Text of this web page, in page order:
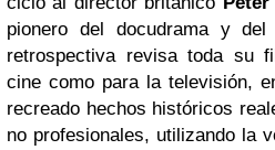
pionero del docudrama y
retrospectiva revisa toda su
cine como para la televisión,
recreado hechos históricos
no profesionales, utilizando la